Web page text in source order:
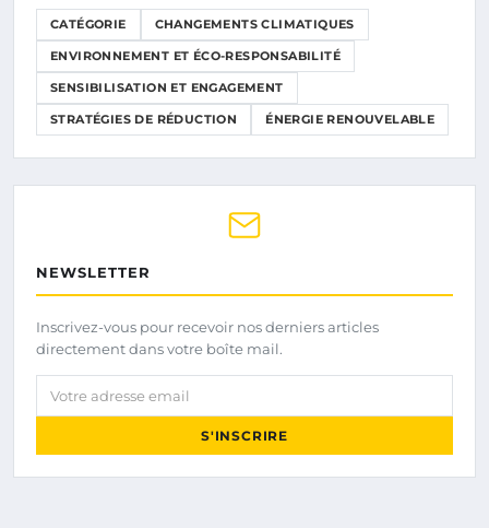
CATÉGORIE CHANGEMENTS CLIMATIQUES
ENVIRONNEMENT ET ÉCO-RESPONSABILITÉ
SENSIBILISATION ET ENGAGEMENT
STRATÉGIES DE RÉDUCTION ÉNERGIE RENOUVELABLE
NEWSLETTER
Inscrivez-vous pour recevoir nos derniers articles
directement dans votre boîte mail.
Votre adresse email
S'INSCRIRE